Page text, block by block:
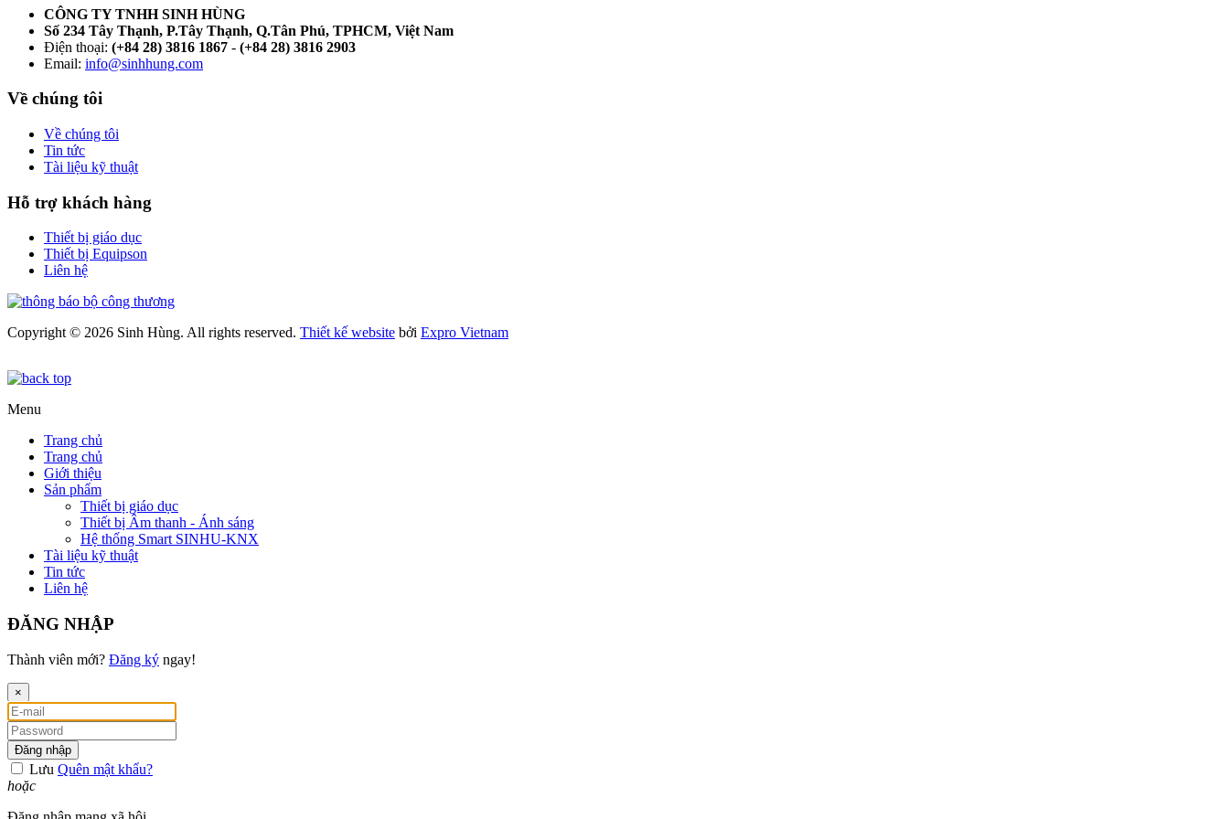
CÔNG TY TNHH SINH HÙNG
Số 234 Tây Thạnh, P.Tây Thạnh, Q.Tân Phú, TPHCM, Việt Nam
Điện thoại: (+84 28) 3816 1867 - (+84 28) 3816 2903
Email: info@sinhhung.com
Về chúng tôi
Về chúng tôi
Tin tức
Tài liệu kỹ thuật
Hỗ trợ khách hàng
Thiết bị giáo dục
Thiết bị Equipson
Liên hệ
Copyright © 2026 Sinh Hùng. All rights reserved. Thiết kế website bởi Expro Vietnam
Menu
Trang chủ
Trang chủ
Giới thiệu
Sản phẩm
Thiết bị giáo dục
Thiết bị Âm thanh - Ánh sáng
Hệ thống Smart SINHU-KNX
Tài liệu kỹ thuật
Tin tức
Liên hệ
ĐĂNG NHẬP
Thành viên mới? Đăng ký ngay!
×
Đăng nhập
Lưu Quên mật khẩu?
hoặc